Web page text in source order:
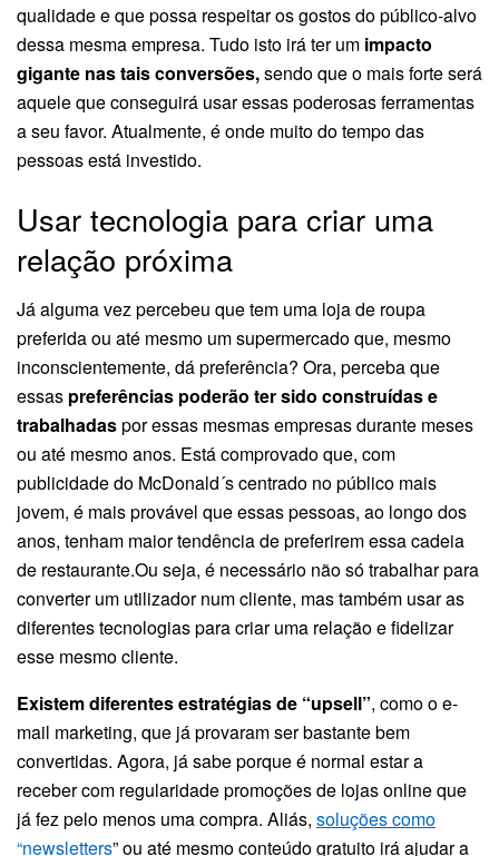
qualidade e que possa respeitar os gostos do público-alvo
dessa mesma empresa. Tudo isto irá ter um impacto
gigante nas tais conversões,sendo que o mais forte será
aquele que conseguirá usar essas poderosas ferramentas
a seu favor. Atualmente, é onde muito do tempo das
pessoas está investido.
Usar tecnologia para criar uma
relação próxima
Já alguma vez percebeu que tem uma loja de roupa
preferida ou até mesmo um supermercado que, mesmo
inconscientemente, dá preferência? Ora, perceba que
essas preferências poderão ter sido construídas e
trabalhadaspor essas mesmas empresas durante meses
ou até mesmo anos. Está comprovado que, com
publicidade do McDonald´s centrado no público mais
jovem, é mais provável que essas pessoas, ao longo dos
anos, tenham maior tendência de preferirem essa cadeia
de restaurante.Ou seja, é necessário não só trabalhar para
converter um utilizador num cliente, mas também usar as
diferentes tecnologias para criar uma relação e fidelizar
esse mesmo cliente.
Existem diferentes estratégias de “upsell”, como o e-
mail marketing, que já provaram ser bastante bem
convertidas. Agora, já sabe porque é normal estar a
receber com regularidade promoções de lojas online que
já fez pelo menos uma compra. Aliás, soluções como
“newsletters” ou até mesmo conteúdo gratuito irá ajudar a